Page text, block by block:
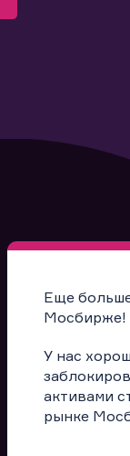
Еще
Мосбирже!
У нас
активами
рынке